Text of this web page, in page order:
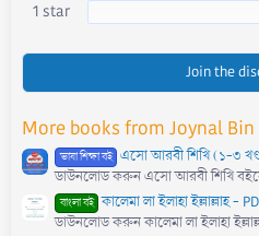
1 star
Join the
More books from Joynal
ভাষা শিক্ষা বই এসো আরবী শিখি (১-৩
ডাউনলোড করুন এসো আরবী শিখি
বাংলা বই কালেমা লা ইলাহা ইল্লাল্লাহ -
ডাউনলোড করুন কালেমা লা ইলাহা